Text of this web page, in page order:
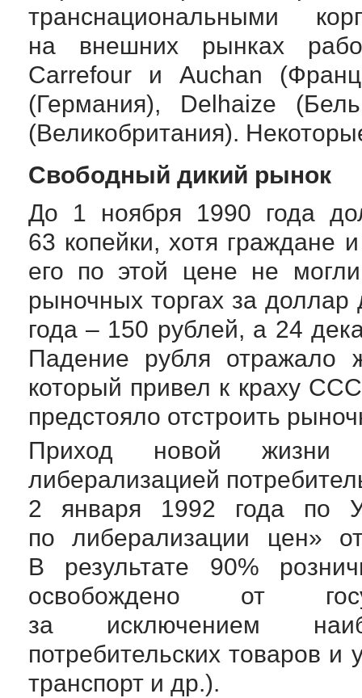
транснациональными
на внешних рынках
Carrefour и Auchan
(Германия), Delhaize
(Великобритания).
Свободный дикий рынок
До 1 ноября 1990 года
63 копейки, хотя граждане
его по этой цене не
рыночных торгах за
года – 150 рублей, а 24
Падение рубля отражало
который привел к краху
предстояло отстроить
Приход новой жизни
либерализацией
2 января 1992 года по
по либерализации цен»
В результате 90%
освобождено от
за исключением
потребительских товаров
транспорт и др.).